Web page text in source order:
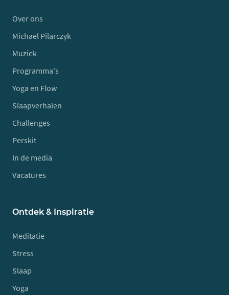
Over ons
Michael Pilarczyk
Muziek
Programma's
Yoga en Flow
Slaapverhalen
Challenges
Perskit
In de media
Vacatures
Ontdek & Inspiratie
Meditatie
Stress
Slaap
Yoga